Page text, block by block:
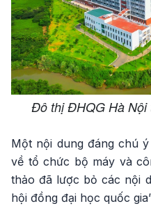
Đô thị ĐHQG Hà Nội
Một nội dung đáng chú
về tổ chức bộ máy và
thảo đã lược bỏ các nội
hội đồng đại học quốc